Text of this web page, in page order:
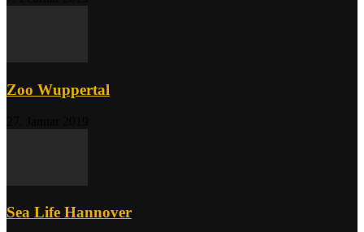
Zoo Wuppertal
Sea Life Hannover